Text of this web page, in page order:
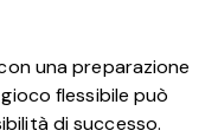
una preparazione
flessibile può
di successo.